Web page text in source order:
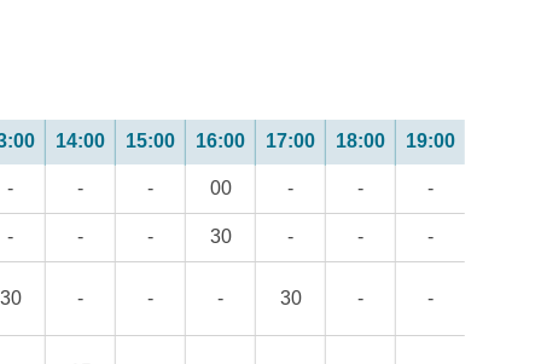
14:00 15:00 16:00 17:00 18:00 19:00
- - - 00 - - -
- - - 30 - - -
30 - - - 30 - -